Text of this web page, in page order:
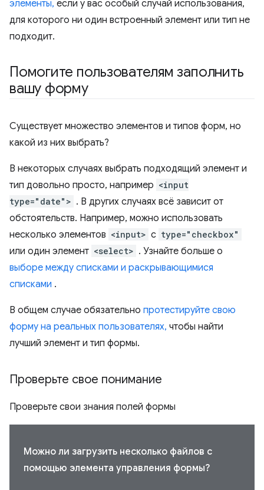
элементы, если у вас особый случай использования,
для которого ни один встроенный элемент или тип не
подходит.
Помогите пользователям заполнить
вашу форму
Существует множество элементов и типов форм, но
какой из них выбрать?
В некоторых случаях выбрать подходящий элемент и
тип довольно просто, например <input
type="date"> . В других случаях всё зависит от
обстоятельств. Например, можно использовать
несколько элементов <input> с type="checkbox"
или один элемент <select> . Узнайте больше о
выборе между списками и раскрывающимися
списками .
В общем случае обязательно протестируйте свою
форму на реальных пользователях, чтобы найти
лучший элемент и тип формы.
Проверьте свое понимание
Проверьте свои знания полей формы
Можно ли загрузить несколько файлов с
помощью элемента управления формы?